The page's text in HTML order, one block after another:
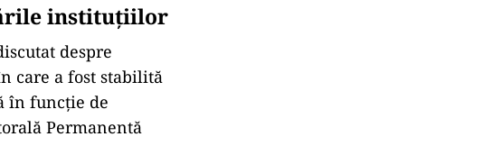
instituțiilor
despre
care a fost stabilită
în funcție de
Permanentă